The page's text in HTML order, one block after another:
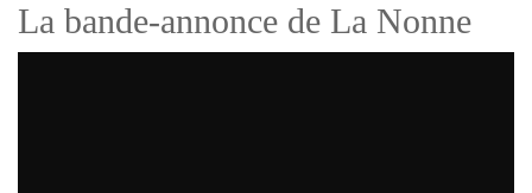
La bande-annonce de La Nonne